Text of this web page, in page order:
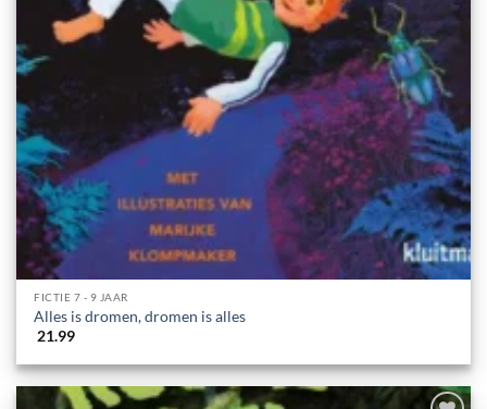
FICTIE 7 - 9 JAAR
Alles is dromen, dromen is alles
21.99